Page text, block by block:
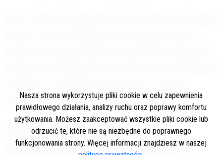
sprzedaży zezwoleń obowiązujące w 2025 roku.
Link do komunikatu PGW Wody Polskie:
https://www.gov.pl/web/wody-polskie/zezwolenia-na-
Nasza strona wykorzystuje pliki cookie w celu zapewnienia
prawidłowego działania, analizy ruchu oraz poprawy komfortu
użytkowania. Możesz zaakceptować wszystkie pliki cookie lub
odrzucić te, które nie są niezbędne do poprawnego
funkcjonowania strony. Więcej informacji znajdziesz w naszej